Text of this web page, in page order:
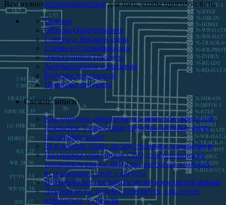
Вам нужно авторизироватьсядля того, чтобы проголосовать.
Главная
Обзоры Оборудования
Советы и Рекомендации
Схемы и Спецификации
Электронные Проекты
Автоматизация освещения
Будущее технологий
Проводка будущего
Свежие записи
Как очистить смеситель за 5 минут без вреда для
покрытия: 3 копеечных средства, которые легко
растворяют налет
За и против: стоит ли ​обу­страи­вать гарде­роб­ную
Поддержка участников СВО, стабилизация на
топливном рынке: Володин рассказал о законах,
вступающих в силу с августа
В Шэньчжэне построили музей извилистой формы
Луковая муха: почему появляется, как от нее
избавиться, 5 средств